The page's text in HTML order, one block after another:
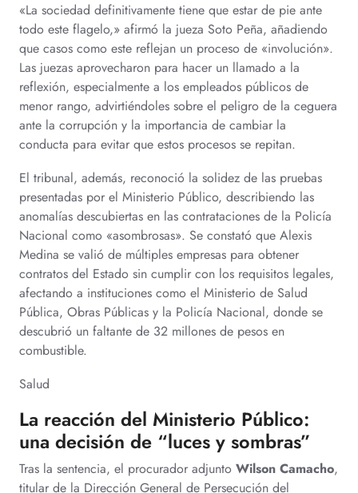
«La sociedad definitivamente tiene que estar de pie ante
todo este flagelo,» afirmó la jueza Soto Peña, añadiendo
que casos como este reflejan un proceso de «involución».
Las juezas aprovecharon para hacer un llamado a la
reflexión, especialmente a los empleados públicos de
menor rango, advirtiéndoles sobre el peligro de la ceguera
ante la corrupción y la importancia de cambiar la
conducta para evitar que estos procesos se repitan.
El tribunal, además, reconoció la solidez de las pruebas
presentadas por el Ministerio Público, describiendo las
anomalías descubiertas en las contrataciones de la Policía
Nacional como «asombrosas». Se constató que Alexis
Medina se valió de múltiples empresas para obtener
contratos del Estado sin cumplir con los requisitos legales,
afectando a instituciones como el Ministerio de Salud
Pública, Obras Públicas y la Policía Nacional, donde se
descubrió un faltante de 32 millones de pesos en
combustible.
Salud
La reacción del Ministerio Público:
una decisión de “luces y sombras”
Tras la sentencia, el procurador adjunto Wilson Camacho,
titular de la Dirección General de Persecución del